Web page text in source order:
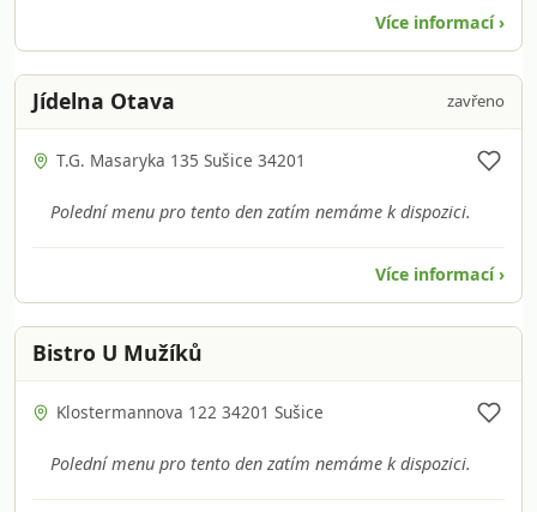
Více informací ›
Jídelna Otava zavřeno
T.G. Masaryka 135 Sušice 34201
Polední menu pro tento den zatím nemáme k dispozici.
Více informací ›
Bistro U Mužíků
Klostermannova 122 34201 Sušice
Polední menu pro tento den zatím nemáme k dispozici.